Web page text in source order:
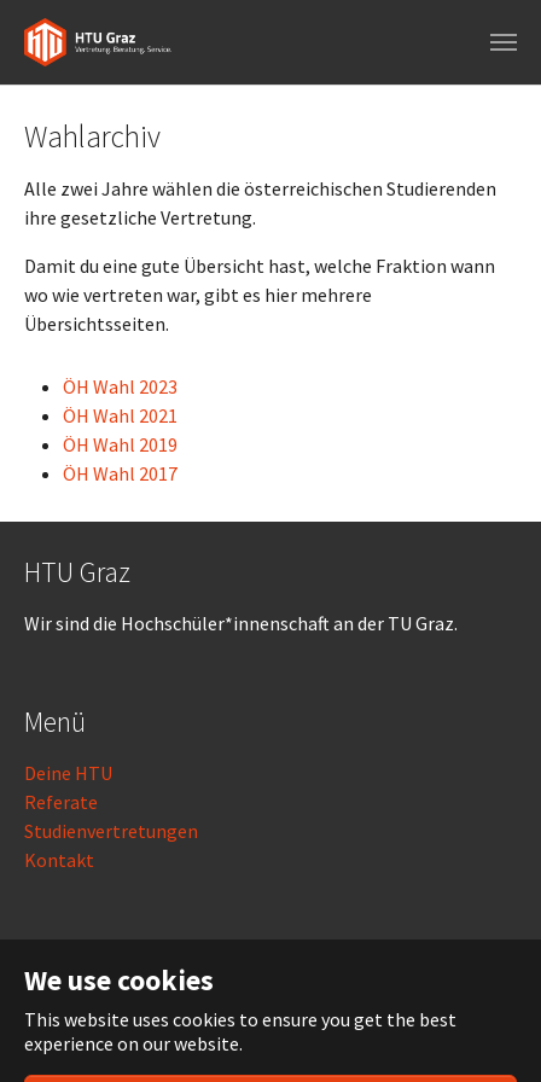
We use cookies
This website uses cookies to ensure you get the best
experience on our website.
Wahlarchiv
Alle zwei Jahre wählen die österreichischen Studierenden
ihre gesetzliche Vertretung.
Damit du eine gute Übersicht hast, welche Fraktion wann
wo wie vertreten war, gibt es hier mehrere
Übersichtsseiten.
ÖH Wahl 2023
ÖH Wahl 2021
ÖH Wahl 2019
ÖH Wahl 2017
HTU Graz
Wir sind die Hochschüler*innenschaft an der TU Graz.
Menü
Deine HTU
Referate
Studienvertretungen
Kontakt
Impressum
Datenschutz